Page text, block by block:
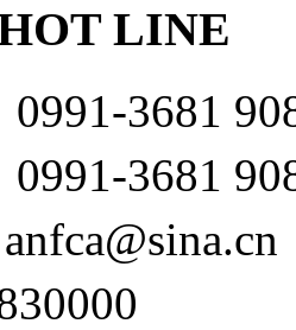
LINE
0991-
： 0991-